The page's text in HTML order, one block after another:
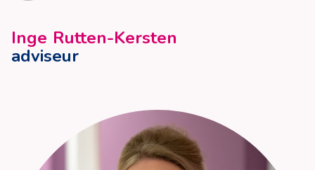
Inge Rutten-Kersten
adviseur